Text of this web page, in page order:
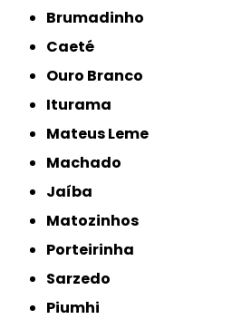
Brumadinho
Caeté
Ouro Branco
Iturama
Mateus Leme
Machado
Jaíba
Matozinhos
Porteirinha
Sarzedo
Piumhi